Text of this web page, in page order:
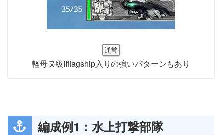
通常
軽母ヌ級IIflagship入りの強いパターンもあり
編成例1：水上打撃部隊